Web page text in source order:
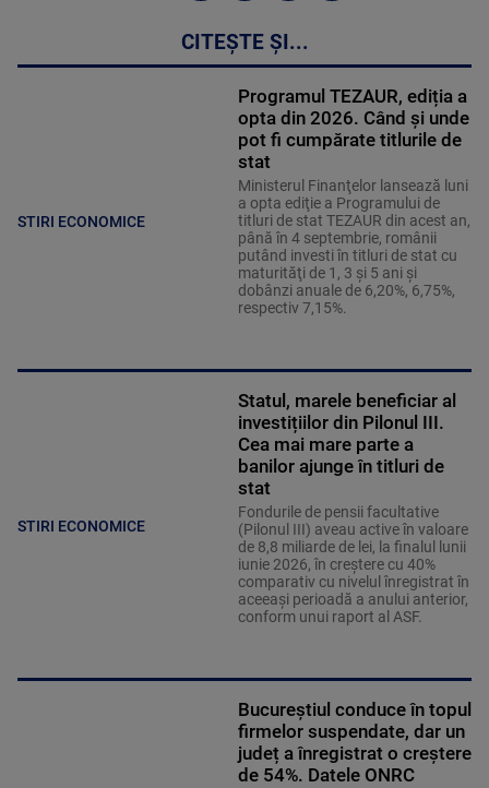
CITEȘTE ȘI...
STIRI ECONOMICE
Programul TEZAUR, ediția a
opta din 2026. Când şi unde
pot fi cumpărate titlurile de
stat
Ministerul Finanţelor lansează luni
a opta ediţie a Programului de
titluri de stat TEZAUR din acest an,
până în 4 septembrie, românii
putând investi în titluri de stat cu
maturităţi de 1, 3 şi 5 ani şi
dobânzi anuale de 6,20%, 6,75%,
respectiv 7,15%.
STIRI ECONOMICE
Statul, marele beneficiar al
investițiilor din Pilonul III.
Cea mai mare parte a
banilor ajunge în titluri de
stat
Fondurile de pensii facultative
(Pilonul III) aveau active în valoare
de 8,8 miliarde de lei, la finalul lunii
iunie 2026, în creştere cu 40%
comparativ cu nivelul înregistrat în
aceeaşi perioadă a anului anterior,
conform unui raport al ASF.
Bucureștiul conduce în topul
firmelor suspendate, dar un
județ a înregistrat o creștere
de 54%. Datele ONRC